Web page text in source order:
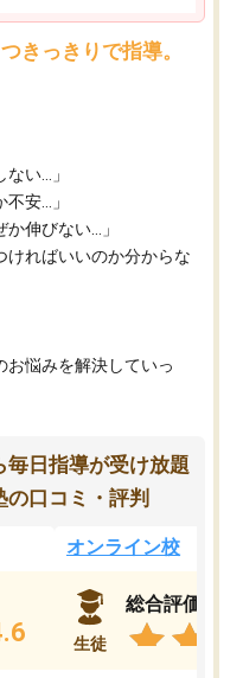
きっきりで指導。
い…」
安…」
か伸びない…」
ければいいのか分からな
お悩みを解決していっ
日指導が受け放題
口コミ・評判
オンライン校
生徒
総合評価